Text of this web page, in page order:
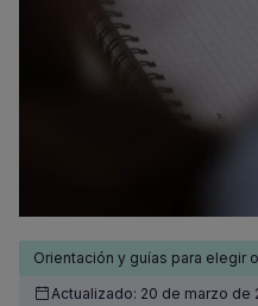
Orientación y guías para elegir
Actualizado: 20 de marzo de